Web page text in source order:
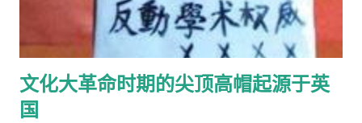
文化大革命时期的尖顶高帽起源于英
国